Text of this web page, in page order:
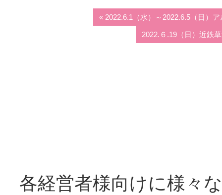
« 2022.6.1（水）～2022.6.5（日）
2022.６.19（日）近鉄
各経営者様向けに様々